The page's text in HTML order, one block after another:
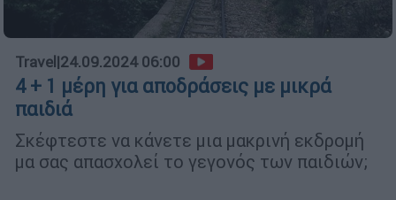
Travel |24.09.2024 06:00
4 + 1 μέρη για αποδράσεις με μικρά
παιδιά
Σκέφτεστε να κάνετε μια μακρινή εκδρομή
μα σας απασχολεί το γεγονός των παιδιών;